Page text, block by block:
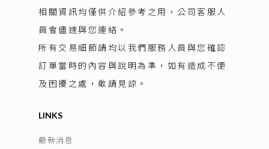
相關資訊均僅供介紹參考之用，公司客服人
員會儘速與您連絡。
所有交易細節請均以我們服務人員與您確認
訂單當時的內容與說明為準，如有造成不便
及困擾之處，敬請見諒。
LINKS
最新消息